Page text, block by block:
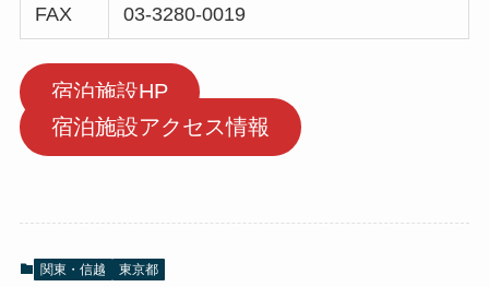
FAX 03-3280-0019
宿泊施設HP
宿泊施設アクセス情報
関東・信越 東京都